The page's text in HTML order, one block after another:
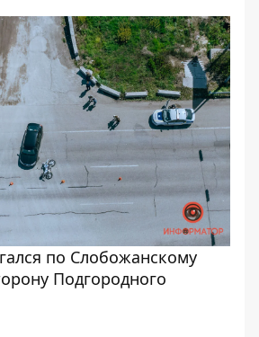
по Слобожанскому
Подгородного